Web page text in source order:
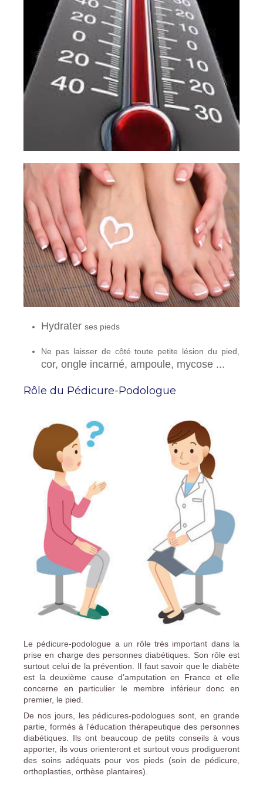
Hydrater ses pieds
Ne pas laisser de côté toute petite lésion du pied,
cor, ongle incarné, ampoule, mycose ...
Rôle du Pédicure-Podologue
Le pédicure-podologue a un rôle très important dans la
prise en charge des personnes diabétiques. Son rôle est
surtout celui de la prévention. Il faut savoir que le diabète
est la deuxième cause d'amputation en France et elle
concerne en particulier le membre inférieur donc en
premier, le pied.
De nos jours, les pédicures-podologues sont, en grande
partie, formés à l'éducation thérapeutique des personnes
diabétiques. Ils ont beaucoup de petits conseils à vous
apporter, ils vous orienteront et surtout vous prodigueront
des soins adéquats pour vos pieds (soin de pédicure,
orthoplasties, orthèse plantaires).